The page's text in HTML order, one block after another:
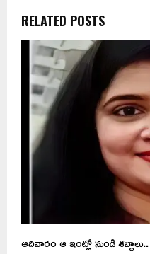
RELATED POSTS
ఆదివారం ఆ ఇంట్లో నుండి